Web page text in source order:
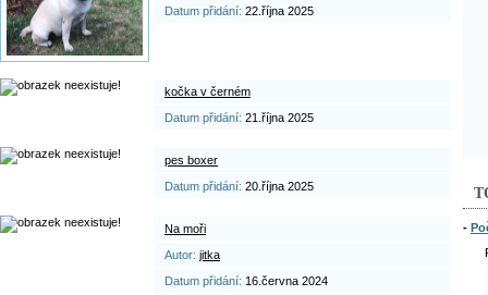
Datum přidání: 22.října 2025
kočka v černém
Datum přidání: 21.října 2025
pes boxer
Datum přidání: 20.října 2025
Na moři
Autor: jitka
Datum přidání: 16.června 2024
-